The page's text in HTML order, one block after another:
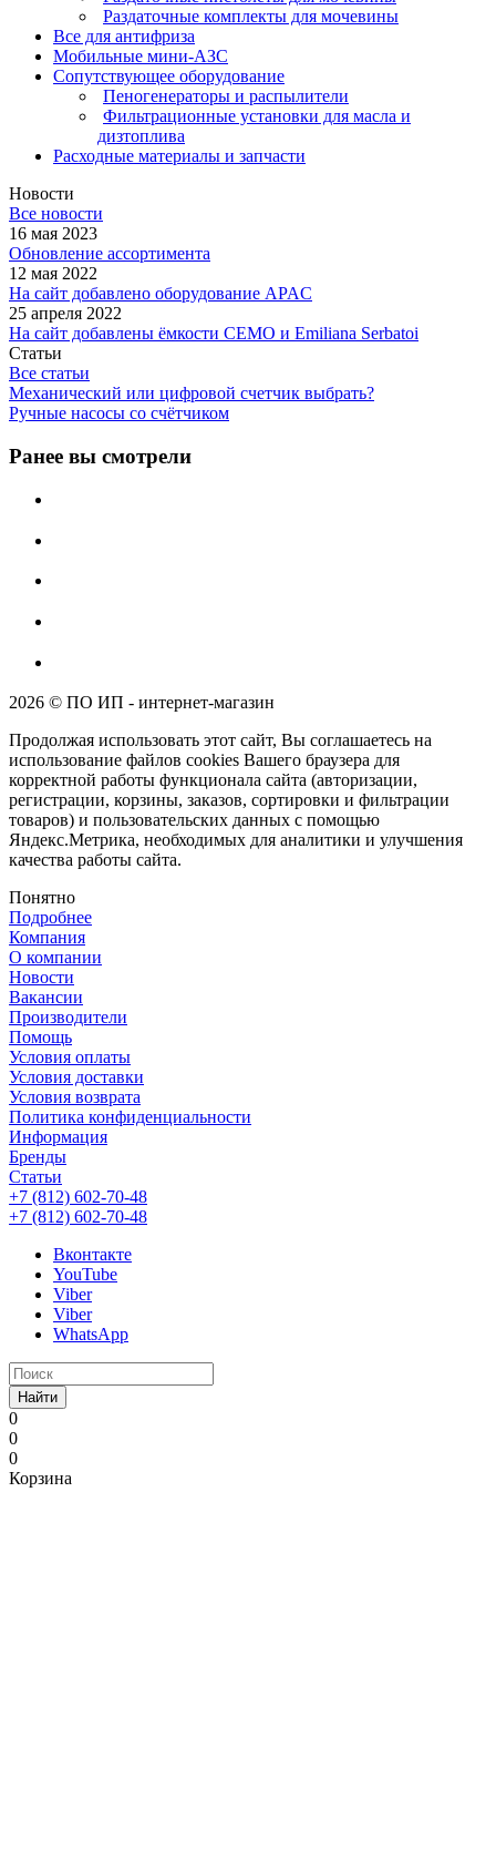
Раздаточные комплекты для мочевины
Все для антифриза
Мобильные мини-АЗС
Сопутствующее оборудование
Пеногенераторы и распылители
Фильтрационные установки для масла и
дизтоплива
Расходные материалы и запчасти
Новости
Все новости
16 мая 2023
Обновление ассортимента
12 мая 2022
На сайт добавлено оборудование APAC
25 апреля 2022
На сайт добавлены ёмкости CEMO и Emiliana Serbatoi
Статьи
Все статьи
Механический или цифровой счетчик выбрать?
Ручные насосы со счётчиком
Ранее вы смотрели
2026 © ПО ИП - интернет-магазин
Продолжая использовать этот сайт, Вы соглашаетесь на
использование файлов cookies Вашего браузера для
корректной работы функционала сайта (авторизации,
регистрации, корзины, заказов, сортировки и фильтрации
товаров) и пользовательских данных с помощью
Яндекс.Метрика, необходимых для аналитики и улучшения
качества работы сайта.
Понятно
Подробнее
Компания
О компании
Новости
Вакансии
Производители
Помощь
Условия оплаты
Условия доставки
Условия возврата
Политика конфиденциальности
Информация
Бренды
Статьи
+7 (812) 602-70-48
+7 (812) 602-70-48
Вконтакте
YouTube
Viber
Viber
WhatsApp
Найти
0
0
0
Корзина